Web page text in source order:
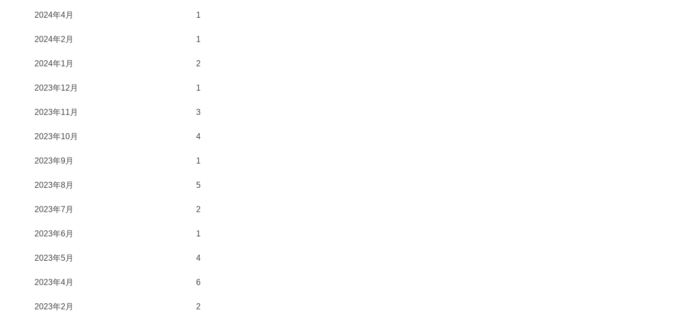
2024年4月 1
2024年2月 1
2024年1月 2
2023年12月 1
2023年11月 3
2023年10月 4
2023年9月 1
2023年8月 5
2023年7月 2
2023年6月 1
2023年5月 4
2023年4月 6
2023年2月 2